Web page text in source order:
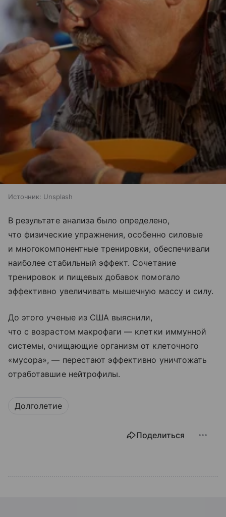
Источник: Unsplash
В результате анализа было определено,
что физические упражнения, особенно силовые
и многокомпонентные тренировки, обеспечивали
наиболее стабильный эффект. Сочетание
тренировок и пищевых добавок помогало
эффективно увеличивать мышечную массу и силу.
До этого ученые из США выяснили,
что с возрастом макрофаги — клетки иммунной
системы, очищающие организм от клеточного
«мусора», — перестают эффективно уничтожать
отработавшие нейтрофилы.
Долголетие
Поделиться